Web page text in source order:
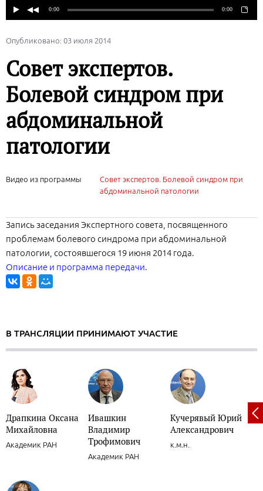
Опубликовано: 03 июля 2014
Совет экспертов.
Болевой синдром при
абдоминальной
патологии
Видео из программы
Совет экспертов. Болевой синдром при
абдоминальной патологии
Запись заседания Экспертного совета, посвященного
проблемам болевого синдрома при абдоминальной
патологии, состоявшегося 19 июня 2014 года.
Описание и программа передачи.
В ТРАНСЛЯЦИИ ПРИНИМАЮТ УЧАСТИЕ
Драпкина Оксана
Михайловна
Академик РАН
Ивашкин
Владимир
Трофимович
Академик РАН
Кучерявый Юрий
Александрович
к.м.н.